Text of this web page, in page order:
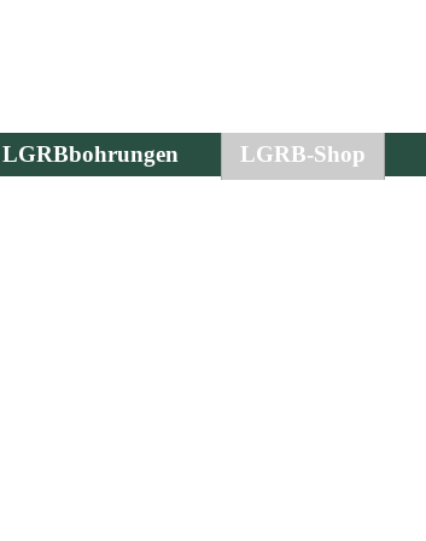
LGRBbohrungen LGRB-Shop